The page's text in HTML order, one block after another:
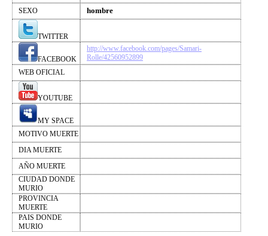
SEXO
hombre
TWITTER
FACEBOOK
http://www.facebook.com/pages/Samari-
Rolle/42560952899
WEB OFICIAL
YOUTUBE
MY SPACE
MOTIVO MUERTE
DIA MUERTE
AÑO MUERTE
CIUDAD DONDE
MURIO
PROVINCIA
MUERTE
PAIS DONDE
MURIO